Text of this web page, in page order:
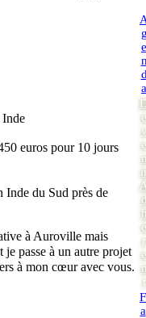
euros pour 10 jours
Inde du Sud près de
à Auroville mais
passe à un autre projet
à mon cœur avec vous.
e
a
e
e
é
r
e
t
F
a